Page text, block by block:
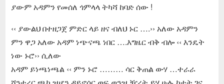
ያውም አዳምን የመሰለ ጎምላላ ትካሻ ከባድ ሰው !
‹‹ ያውልህ በተዘጋጀ ምድር ላይ ዘና ብለህ ኑር ….›› አለው አዳምን
ምን ዋጋ አለው አዳም ነጭናጫ ነበር ….እግዜር ብቅ ብሎ ‹‹ እንዴት
ነው ኑሮ›› ሲለው
አዳም ይነጫነጫል ‹‹ ምን ኑሮ ……… ሳር ቅጠል ውሃ …ተራራ